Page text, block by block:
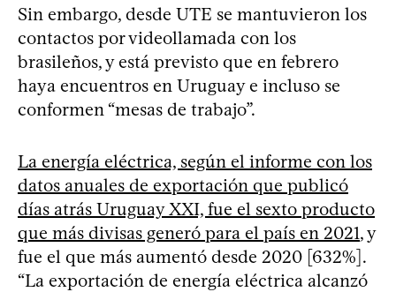
Sin embargo, desde UTE se mantuvieron los
contactos por videollamada con los
brasileños, y está previsto que en febrero
haya encuentros en Uruguay e incluso se
conformen “mesas de trabajo”.
La energía eléctrica, según el informe con los
datos anuales de exportación que publicó
días atrás Uruguay XXI, fue el sexto producto
que más divisas generó para el país en 2021, y
fue el que más aumentó desde 2020 [632%].
“La exportación de energía eléctrica alcanzó